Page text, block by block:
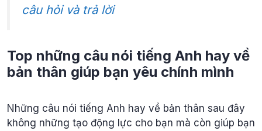
câu hỏi và trả lời
Top những câu nói tiếng Anh hay về
bản thân giúp bạn yêu chính mình
Những câu nói tiếng Anh hay về bản thân sau đây
không những tạo động lực cho bạn mà còn giúp bạn